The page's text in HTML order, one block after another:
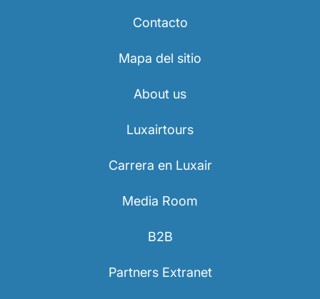
Contacto
Mapa del sitio
About us
Luxairtours
Carrera en Luxair
Media Room
B2B
Partners Extranet